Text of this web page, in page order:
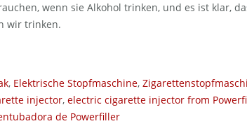
wenn sie Alkohol trinken, und es ist klar,
wir trinken.
, Elektrische Stopfmaschine,
injector, electric cigarette injector from
de Powerfiller